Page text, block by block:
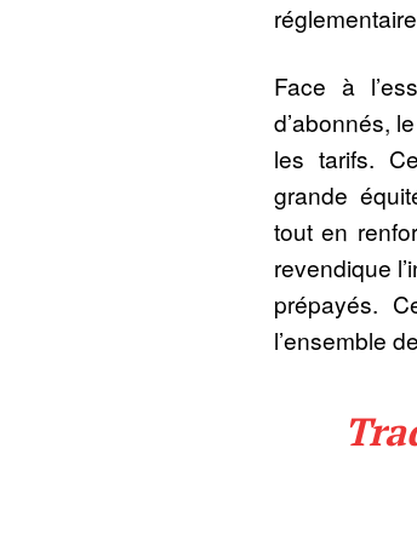
Face à
d’abonnés,
les tarifs.
grande
tout en
revendique
prépayés.
l’ensemble